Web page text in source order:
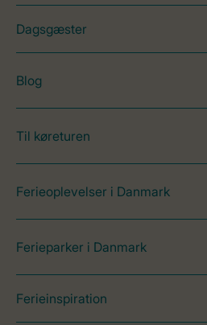
Dagsgæster
Blog
Til køreturen
Ferieoplevelser i Danmark
Ferieparker i Danmark
Ferieinspiration